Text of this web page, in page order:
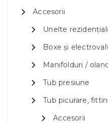
Accesorii
Unelte
Boxe și
Manifolduri /
Tub presiune
Tub picurare,
Accesorii